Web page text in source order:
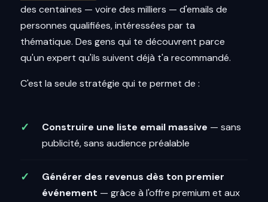
des centaines — voire des milliers — d'emails de
personnes qualifiées, intéressées par ta
thématique. Des gens qui te découvrent parce
qu'un expert qu'ils suivent déjà t'a recommandé.
C'est la seule stratégie qui te permet de :
Construire une liste email massive — sans
publicité, sans audience préalable
Générer des revenus dès ton premier
événement — grâce à l'offre premium et aux